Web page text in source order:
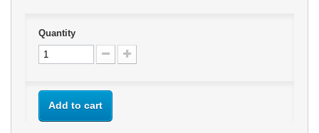
Quantity
Add to cart